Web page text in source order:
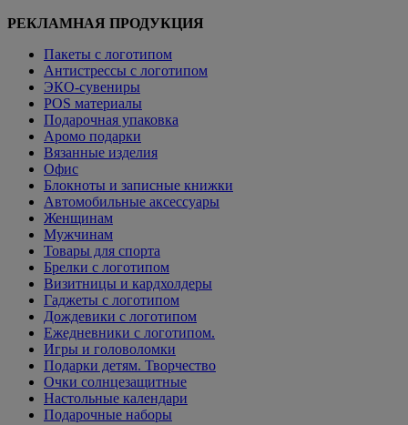
РЕКЛАМНАЯ ПРОДУКЦИЯ
Пакеты с логотипом
Антистрессы с логотипом
ЭКО-сувениры
POS материалы
Подарочная упаковка
Аромо подарки
Вязанные изделия
Офис
Блокноты и записные книжки
Автомобильные аксессуары
Женщинам
Мужчинам
Товары для спорта
Брелки с логотипом
Визитницы и кардхолдеры
Гаджеты с логотипом
Дождевики с логотипом
Ежедневники с логотипом.
Игры и головоломки
Подарки детям. Творчество
Очки солнцезащитные
Настольные календари
Подарочные наборы